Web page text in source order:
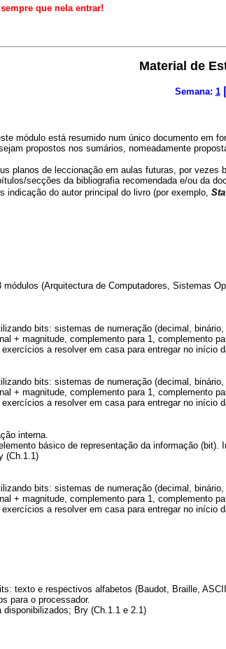
que nela entrar!
Material de
Semana: 1|
módulo está resumido num único documento em
propostos nos sumários, nomeadamente
planos de leccionação em aulas futuras, por
secções da bibliografia recomendada e/ou da
indicação do autor principal do livro (por exemplo, Sta
(Arquitectura de Computadores, Sistemas
bits: sistemas de numeração (decimal,
+ magnitude, complemento para 1, complemento
a resolver em casa para entregar no início
bits: sistemas de numeração (decimal,
+ magnitude, complemento para 1, complemento
a resolver em casa para entregar no início
interna.
básico de representação da informação (bit).
(Ch.1.1)
bits: sistemas de numeração (decimal,
+ magnitude, complemento para 1, complemento
a resolver em casa para entregar no início
texto e respectivos alfabetos (Baudot, Braille,
para o processador.
Bry (Ch.1.1 e 2.1)